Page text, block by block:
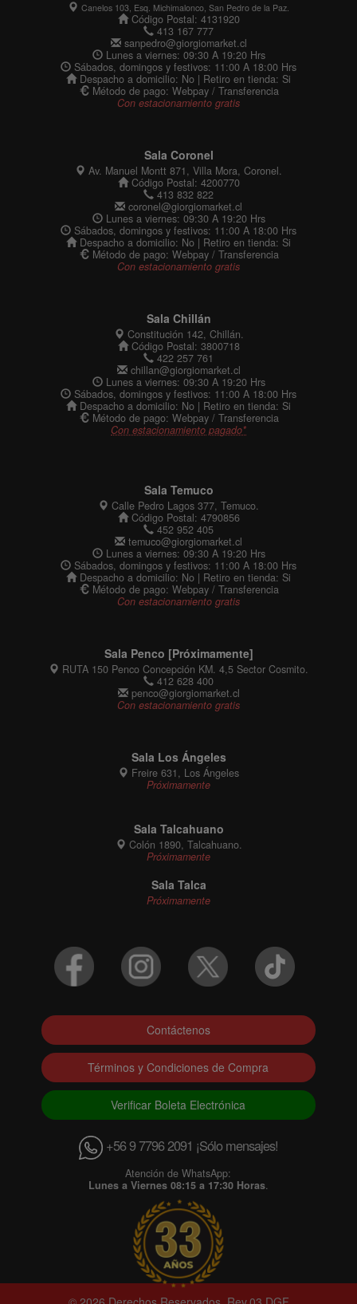
Canelos 103, Esq. Michimalonco, San Pedro de la Paz.
Código Postal: 4131920
413 167 777
sanpedro@giorgiomarket.cl
Lunes a viernes: 09:30 A 19:20 Hrs
Sábados, domingos y festivos: 11:00 A 18:00 Hrs
Despacho a domicilio: No | Retiro en tienda: Si
Método de pago: Webpay / Transferencia
Con estacionamiento gratis
Sala Coronel
Av. Manuel Montt 871, Villa Mora, Coronel.
Código Postal: 4200770
413 832 822
coronel@giorgiomarket.cl
Lunes a viernes: 09:30 A 19:20 Hrs
Sábados, domingos y festivos: 11:00 A 18:00 Hrs
Despacho a domicilio: No | Retiro en tienda: Si
Método de pago: Webpay / Transferencia
Con estacionamiento gratis
Sala Chillán
Constitución 142, Chillán.
Código Postal: 3800718
422 257 761
chillan@giorgiomarket.cl
Lunes a viernes: 09:30 A 19:20 Hrs
Sábados, domingos y festivos: 11:00 A 18:00 Hrs
Despacho a domicilio: No | Retiro en tienda: Si
Método de pago: Webpay / Transferencia
Con estacionamiento pagado*
Sala Temuco
Calle Pedro Lagos 377, Temuco.
Código Postal: 4790856
452 952 405
temuco@giorgiomarket.cl
Lunes a viernes: 09:30 A 19:20 Hrs
Sábados, domingos y festivos: 11:00 A 18:00 Hrs
Despacho a domicilio: No | Retiro en tienda: Si
Método de pago: Webpay / Transferencia
Con estacionamiento gratis
Sala Penco [Próximamente]
RUTA 150 Penco Concepción KM. 4,5 Sector Cosmito.
412 628 400
penco@giorgiomarket.cl
Con estacionamiento gratis
Sala Los Ángeles
Freire 631, Los Ángeles
Próximamente
Sala Talcahuano
Colón 1890, Talcahuano.
Próximamente
Sala Talca
Próximamente
Contáctenos
Términos y Condiciones de Compra
Verificar Boleta Electrónica
+56 9 7796 2091 ¡Sólo mensajes!
Atención de WhatsApp:
Lunes a Viernes 08:15 a 17:30 Horas.